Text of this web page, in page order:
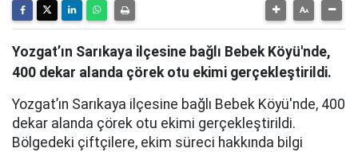
Yozgat’ın Sarıkaya ilçesine bağlı Bebek Köyü'nde,
400 dekar alanda çörek otu ekimi gerçekleştirildi.
Yozgat’ın Sarıkaya ilçesine bağlı Bebek Köyü'nde, 400
dekar alanda çörek otu ekimi gerçekleştirildi.
Bölgedeki çiftçilere, ekim süreci hakkında bilgi